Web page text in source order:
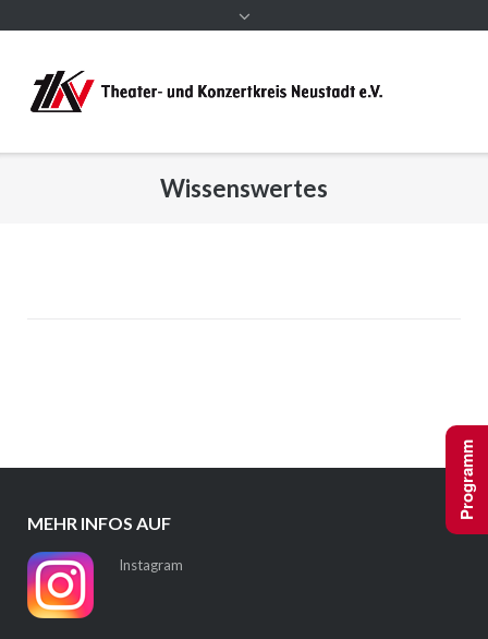
Wissenswertes
MEHR INFOS AUF
Instagram
Programm